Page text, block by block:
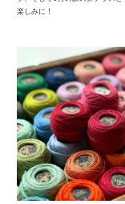
楽しみに！